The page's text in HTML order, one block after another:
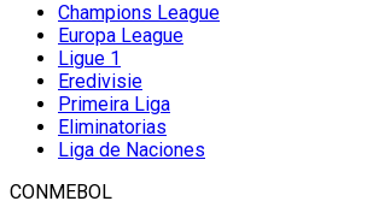
Champions League
Europa League
Ligue 1
Eredivisie
Primeira Liga
Eliminatorias
Liga de Naciones
CONMEBOL